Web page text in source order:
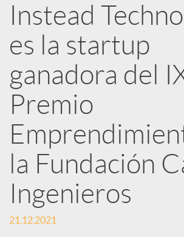
b
l
i
c
a
d
Instead
es la startup
ganadora del
Premio
la Fundación
Ingenieros
21.12.2021